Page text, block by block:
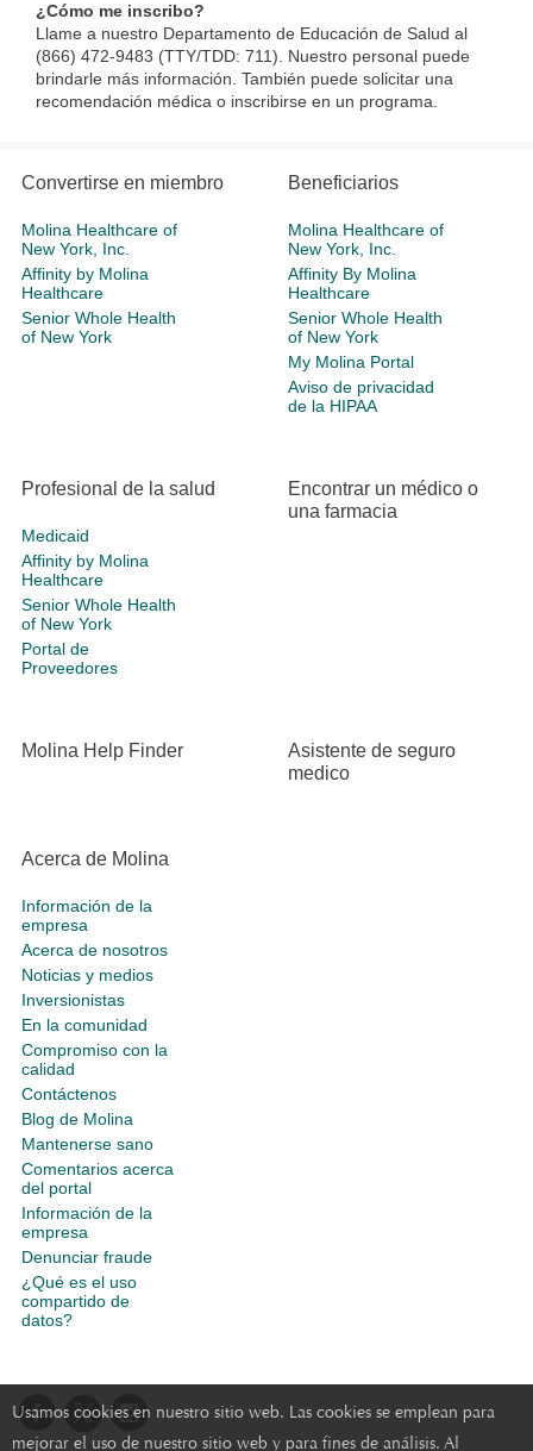
Usamos cookies en nuestro sitio web. Las cookies se emplean para
mejorar el uso de nuestro sitio web y para fines de análisis. Al
¿Cómo me inscribo?
Llame a nuestro Departamento de Educación de Salud al
(866) 472-9483 (TTY/TDD: 711). Nuestro personal puede
brindarle más información. También puede solicitar una
recomendación médica o inscribirse en un programa.​
Convertirse en miembro
Molina Healthcare of
New York, Inc.
Affinity by Molina
Healthcare
Senior Whole Health
of New York
Beneficiarios
Molina Healthcare of
New York, Inc.
Affinity By Molina
Healthcare
Senior Whole Health
of New York
My Molina Portal
Aviso de privacidad
de la HIPAA
Profesional de la salud
Medicaid
Affinity by Molina
Healthcare
Senior Whole Health
of New York
Portal de
Proveedores
Encontrar un médico o
una farmacia
Molina Help Finder
Asistente de seguro
medico
Acerca de Molina
Información de la
empresa
Acerca de nosotros
Noticias y medios
Inversionistas
En la comunidad
Compromiso con la
calidad
Contáctenos
Blog de Molina
Mantenerse sano
Comentarios acerca
del portal
Información de la
empresa
Denunciar fraude
¿Qué es el uso
compartido de
datos?